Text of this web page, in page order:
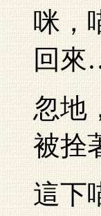
咪，
回
忽地
被拴
這下